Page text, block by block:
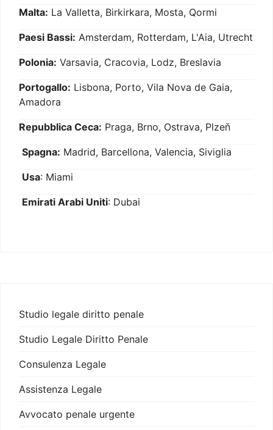
Malta: La Valletta, Birkirkara, Mosta, Qormi
Paesi Bassi: Amsterdam, Rotterdam, L'Aia, Utrecht
Polonia: Varsavia, Cracovia, Lodz, Breslavia
Portogallo: Lisbona, Porto, Vila Nova de Gaia,
Amadora
Repubblica Ceca: Praga, Brno, Ostrava, Plzeň
Spagna: Madrid, Barcellona, Valencia, Siviglia
Usa: Miami
Emirati Arabi Uniti: Dubai
Studio legale diritto penale
Studio Legale Diritto Penale
Consulenza Legale
Assistenza Legale
Avvocato penale urgente